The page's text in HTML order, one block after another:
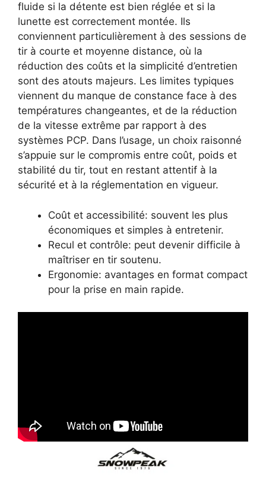
fluide si la détente est bien réglée et si la
lunette est correctement montée. Ils
conviennent particulièrement à des sessions de
tir à courte et moyenne distance, où la
réduction des coûts et la simplicité d’entretien
sont des atouts majeurs. Les limites typiques
viennent du manque de constance face à des
températures changeantes, et de la réduction
de la vitesse extrême par rapport à des
systèmes PCP. Dans l’usage, un choix raisonné
s’appuie sur le compromis entre coût, poids et
stabilité du tir, tout en restant attentif à la
sécurité et à la réglementation en vigueur.
Coût et accessibilité: souvent les plus
économiques et simples à entretenir.
Recul et contrôle: peut devenir difficile à
maîtriser en tir soutenu.
Ergonomie: avantages en format compact
pour la prise en main rapide.